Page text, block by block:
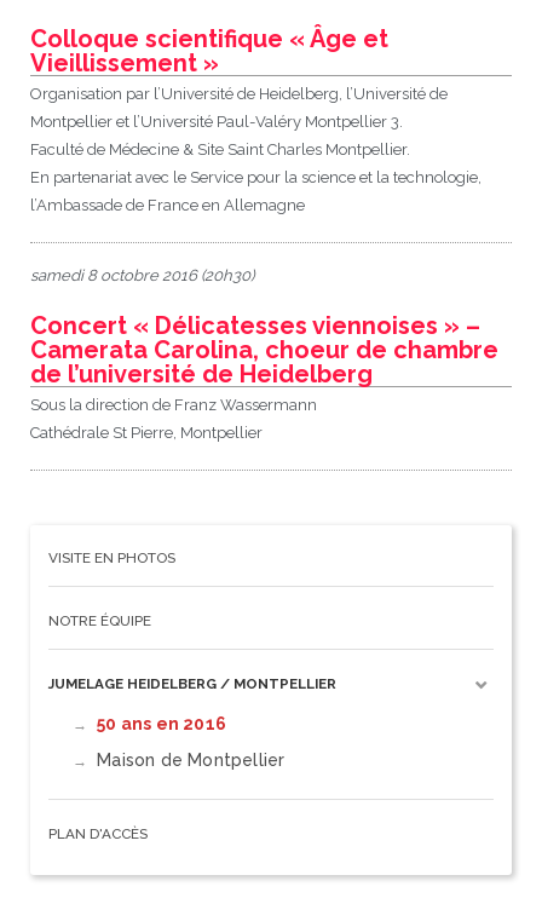
Colloque scientifique « Âge et
Vieillissement »
Organisation par l’Université de Heidelberg, l’Université de
Montpellier et l’Université Paul-Valéry Montpellier 3.
Faculté de Médecine & Site Saint Charles Montpellier.
En partenariat avec le Service pour la science et la technologie,
l’Ambassade de France en Allemagne
samedi 8 octobre 2016 (20h30)
Concert « Délicatesses viennoises » –
Camerata Carolina, choeur de chambre
de l’université de Heidelberg
Sous la direction de Franz Wassermann
Cathédrale St Pierre, Montpellier
VISITE EN PHOTOS
NOTRE ÉQUIPE
JUMELAGE HEIDELBERG / MONTPELLIER
50 ans en 2016
Maison de Montpellier
PLAN D'ACCÈS